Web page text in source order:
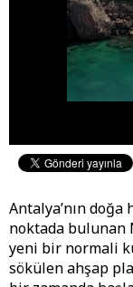
Antalya’nın
noktada bulunan
yeni bir normali
sökülen ahşap